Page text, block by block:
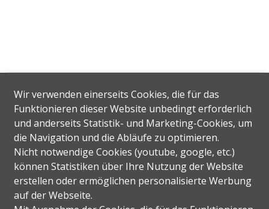
Wir verwenden einerseits Cookies, die für das
Funktionieren dieser Website unbedingt erforderlich
und anderseits Statistik- und Marketing-Cookies, um
die Navigation und die Abläufe zu optimieren.
Nicht notwendige Cookies (youtube, google, etc.)
können Statistiken über Ihre Nutzung der Website
erstellen oder ermöglichen personalisierte Werbung
auf der Webseite.